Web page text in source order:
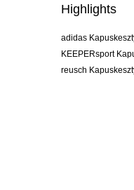
Highlights
adidas
KEEPERsport
reusch